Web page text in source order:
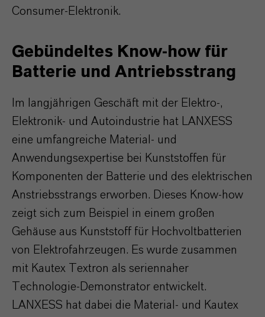
Consumer-Elektronik.
Gebündeltes Know-how für
Batterie und Antriebsstrang
Im langjährigen Geschäft mit der Elektro-,
Elektronik- und Autoindustrie hat LANXESS
eine umfangreiche Material- und
Anwendungsexpertise bei Kunststoffen für
Komponenten der Batterie und des elektrischen
Anstriebsstrangs erworben. Dieses Know-how
zeigt sich zum Beispiel in einem großen
Gehäuse aus Kunststoff für Hochvoltbatterien
von Elektrofahrzeugen. Es wurde zusammen
mit Kautex Textron als seriennaher
Technologie-Demonstrator entwickelt.
LANXESS hat dabei die Material- und Kautex